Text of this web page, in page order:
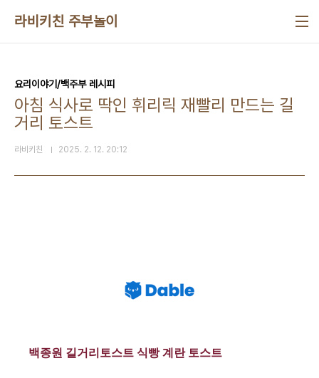
라비키친 주부놀이
요리이야기/백주부 레시피
아침 식사로 딱인 휘리릭 재빨리 만드는 길
거리 토스트
라비키친 2025. 2. 12. 20:12
백종원 길거리토스트 식빵 계란 토스트